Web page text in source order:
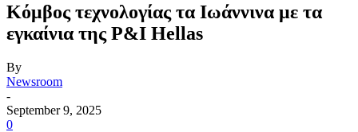
Κόμβος τεχνολογίας τα Ιωάννινα με τα
εγκαίνια της P&I Hellas
By
Newsroom
-
September 9, 2025
0